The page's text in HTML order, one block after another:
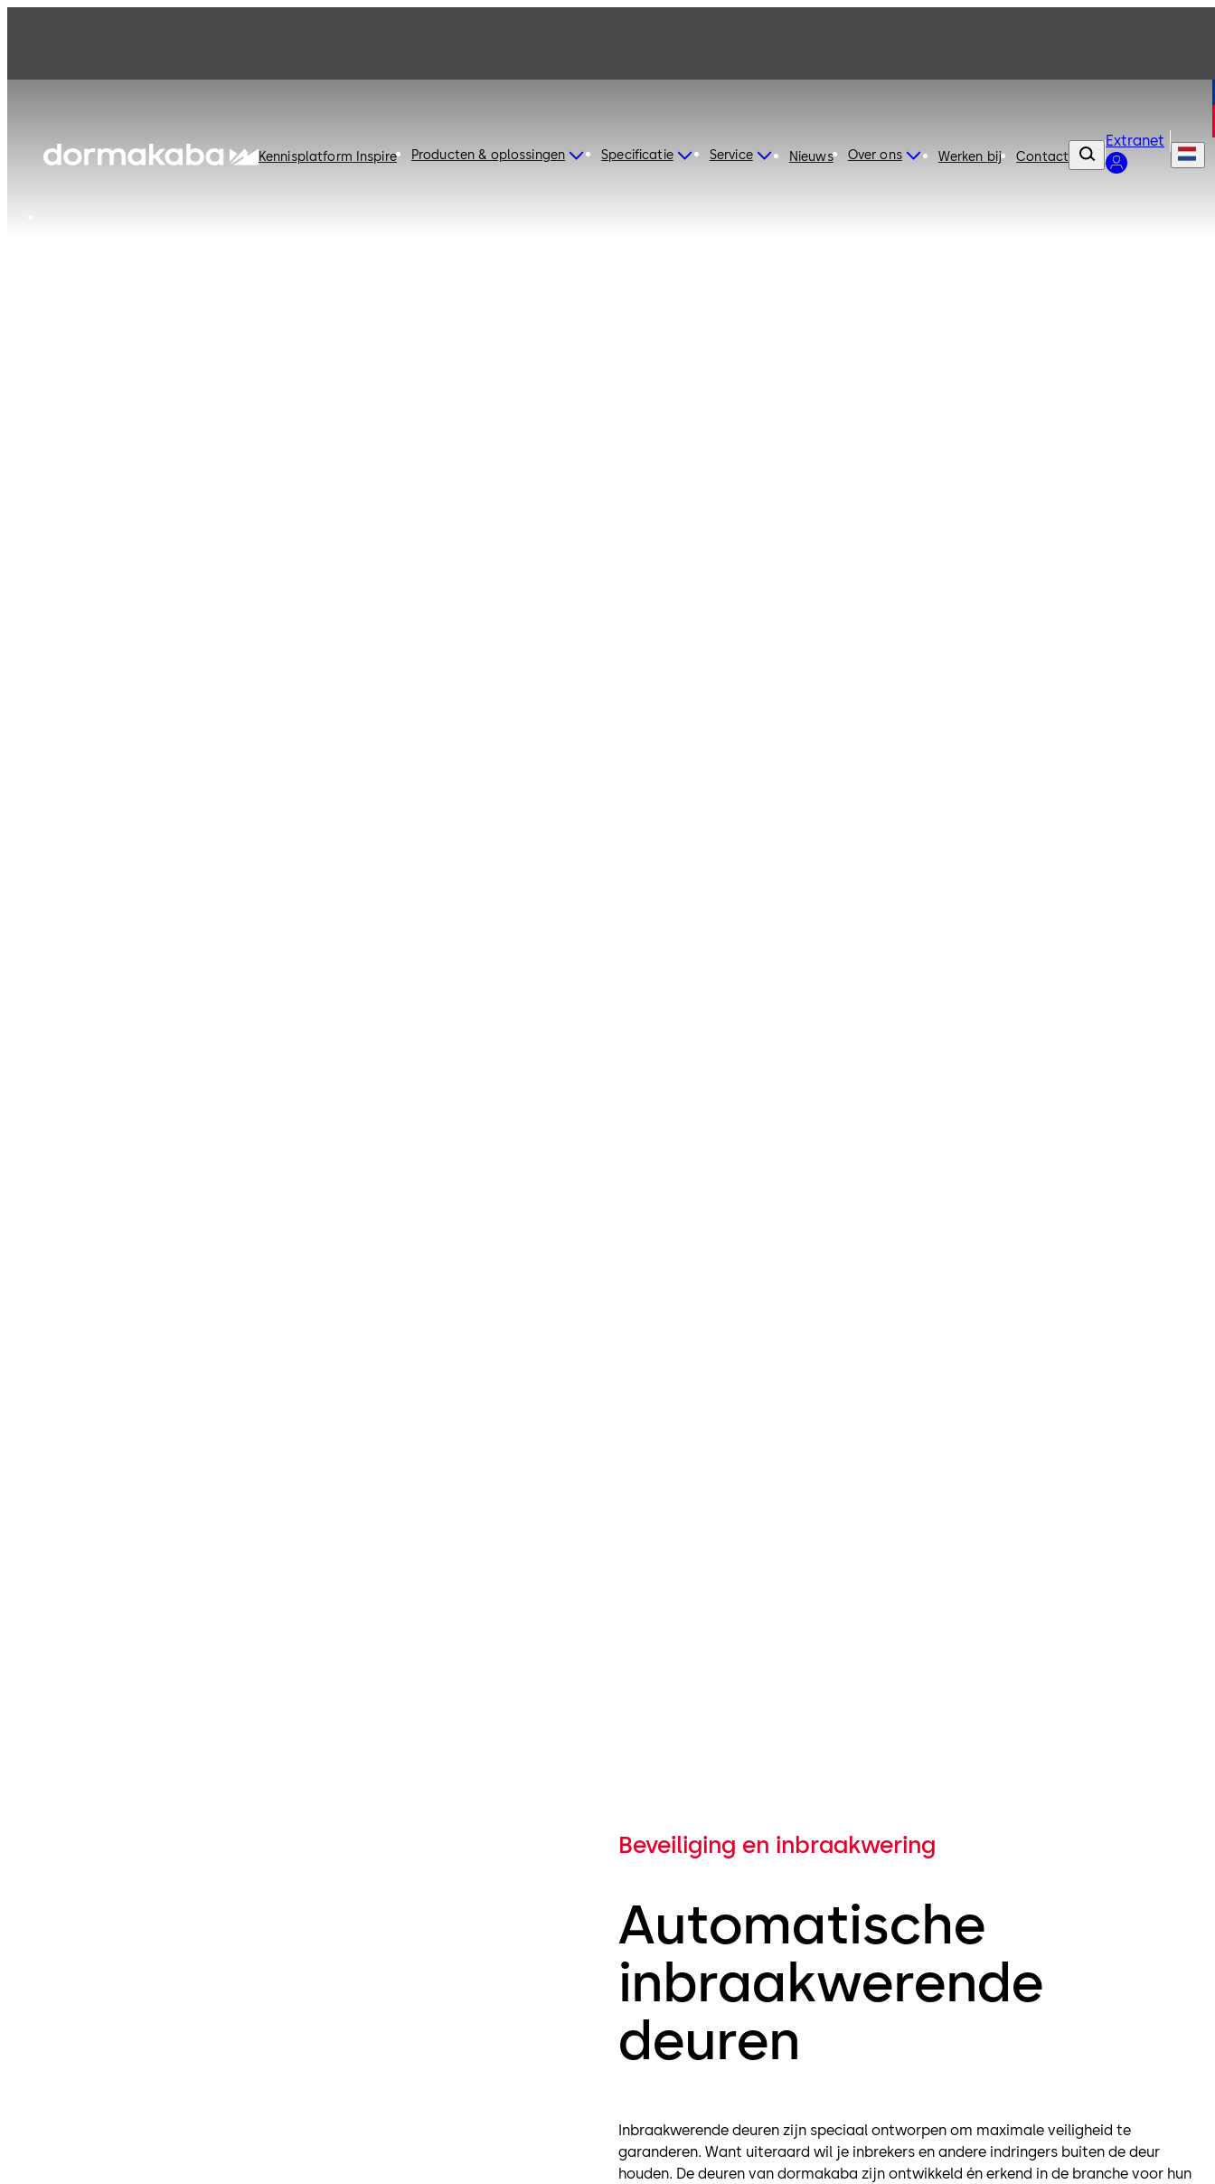
Kennisplatform Inspire Producten & oplossingen Specificatie Service Nieuws Over ons Werken bij Contact
Extranet
Beveiliging en inbraakwering
Automatische
inbraakwerende
deuren
Inbraakwerende deuren zijn speciaal ontworpen om maximale veiligheid te
garanderen. Want uiteraard wil je inbrekers en andere indringers buiten de deur
houden. De deuren van dormakaba zijn ontwikkeld én erkend in de branche voor hun